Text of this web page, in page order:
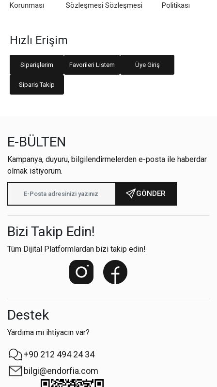
Korunması
Sözleşmesi Sözleşmesi
Politikası
Hızlı Erişim
Siparişlerim Favorileri Listem Üye Giriş
Sipariş Takip
E-BÜLTEN
Kampanya, duyuru, bilgilendirmelerden e-posta ile haberdar
olmak istiyorum.
GÖNDER
Bizi Takip Edin!
Tüm Dijital Platformlardan bizi takip edin!
Destek
Yardıma mı ihtiyacın var?
+90 212 494 24 34
bilgi@endorfia.com